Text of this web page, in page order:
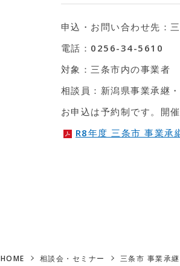
申込・お問い合わせ先：
電話：0256-34-5610
対象：三条市内の事業者
相談員：新潟県事業承継
お申込は予約制です。開
R8年度 三条市 事業承
HOME 相談会・セミナー 三条市 事業承